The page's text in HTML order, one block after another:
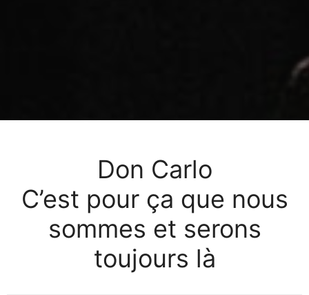
Don Carlo
C’est pour ça que nous
sommes et serons
toujours là